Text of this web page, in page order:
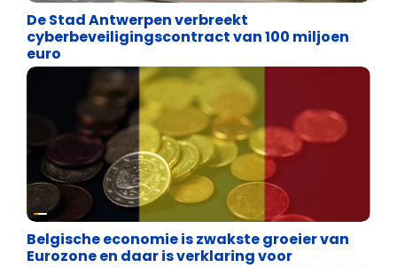
De Stad Antwerpen verbreekt
cyberbeveiligingscontract van 100 miljoen
euro
Binnenland politiek
Belgische economie is zwakste groeier van
Eurozone en daar is verklaring voor